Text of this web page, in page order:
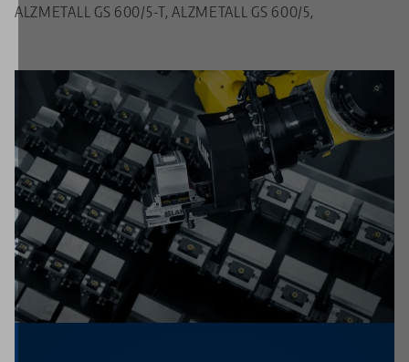
ALZMETALL GS 600/5-T, ALZMETALL GS 600/5,